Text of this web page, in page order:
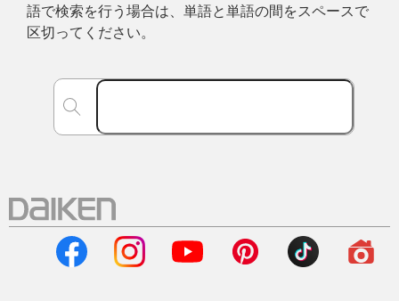
語で検索を行う場合は、単語と単語の間をスペースで
区切ってください。